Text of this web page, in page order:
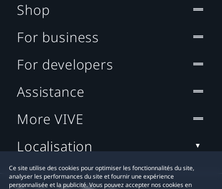
Ce site utilise des cookies pour optimiser les fonctionnalités du site,
analyser les performances du site et fournir une expérience
personnalisée et la publicité. Vous pouvez accepter nos cookies en
Shop
For business
For developers
Assistance
More VIVE
Localisation